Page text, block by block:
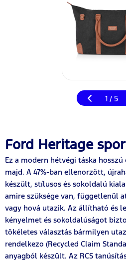
1 / 5
Ford Heritage
Ez a modern hétvégi táska
majd. A 47%-ban ellenorzött,
készült, stílusos és sokoldalú
amire szüksége van, függetlenül
vagy hová utazik. Az állítható és
kényelmet és sokoldalúságot
tökéletes választás bármilyen
rendelkezo (Recycled Claim
anyagból készült. Az RCS